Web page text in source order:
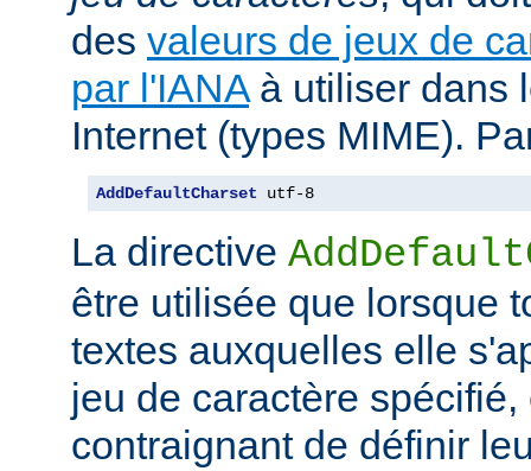
des valeurs de jeux de
par l'IANAà utiliser dans
Internet (types MIME).
AddDefaultCharset utf-8
La directive
être utilisée que lorsque
textes auxquelles elle
jeu de caractère
contraignant de définir